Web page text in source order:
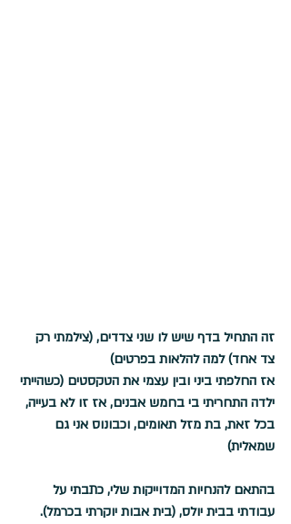
זה התחיל בדף שיש לו שני צדדים, (צילמתי רק
צד אחד) למה להלאות בפרטים)
אז החלפתי ביני ובין עצמי את הטקסטים (כשהייתי
ילדה התחריתי בי בחמש אבנים, אז זו לא בעייה,
בכל זאת, בת מזל תאומים, וכבונוס אני גם
שמאלית)
בהתאם להנחיות המדוייקות שלי, כתבתי על
עבודתי בבית יולס, (בית אבות יוקרתי בכרמל).